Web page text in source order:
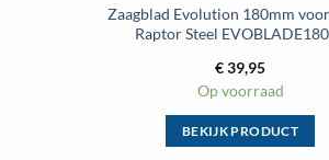
Zaagblad Evolution 180mm
Raptor Steel
€39,95
Op voorraad
BEKIJK PRODUCT